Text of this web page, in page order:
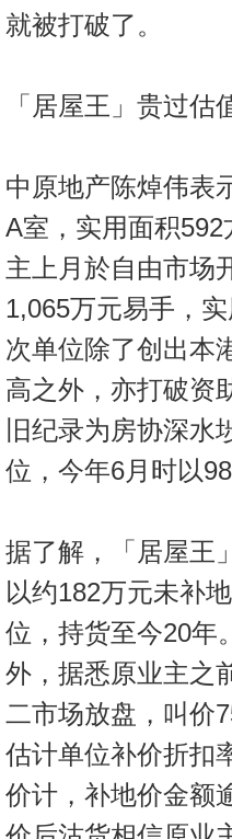
就被打破了。
「居屋王」贵过估
中原地产陈焯伟表
A室，实用面积
主上月於自由市场
1,065万元易手，
次单位除了创出本
高之外，亦打破资
旧纪录为房协深水
位，今年6月时以
据了解，「居屋王
以约182万元未补
位，持货至今20年
外，据悉原业主之
二市场放盘，叫价
估计单位补价折扣
价计，补地价金额